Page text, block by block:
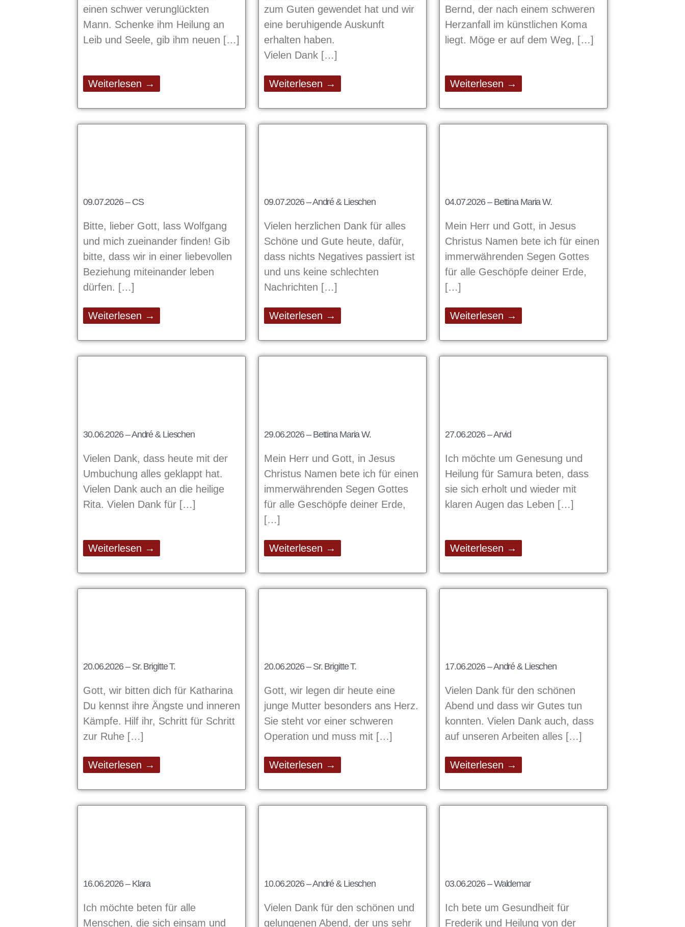
einen schwer verunglückten
Mann. Schenke ihm Heilung an
Leib und Seele, gib ihm neuen
Weiterlesen →
zum Guten gewendet hat und wir
eine beruhigende Auskunft
erhalten haben.
Vielen Dank
Weiterlesen →
Bernd, der nach einem schweren
Herzanfall im künstlichen Koma
liegt. Möge er auf dem Weg,
Weiterlesen →
09.07.2026 – CS
Bitte, lieber Gott, lass Wolfgang
und mich zueinander finden! Gib
bitte, dass wir in einer liebevollen
Beziehung miteinander leben
dürfen.
Weiterlesen →
09.07.2026 – André & Lieschen
Vielen herzlichen Dank für alles
Schöne und Gute heute, dafür,
dass nichts Negatives passiert ist
und uns keine schlechten
Nachrichten
Weiterlesen →
04.07.2026 – Bettina Maria W.
Mein Herr und Gott, in Jesus
Christus Namen bete ich für einen
immerwährenden Segen Gottes
für alle Geschöpfe deiner Erde,
Weiterlesen →
30.06.2026 – André & Lieschen
Vielen Dank, dass heute mit der
Umbuchung alles geklappt hat.
Vielen Dank auch an die heilige
Rita. Vielen Dank für
Weiterlesen →
29.06.2026 – Bettina Maria W.
Mein Herr und Gott, in Jesus
Christus Namen bete ich für einen
immerwährenden Segen Gottes
für alle Geschöpfe deiner Erde,
Weiterlesen →
27.06.2026 – Arvid
Ich möchte um Genesung und
Heilung für Samura beten, dass
sie sich erholt und wieder mit
klaren Augen das Leben
Weiterlesen →
20.06.2026 – Sr. Brigitte T.
Gott, wir bitten dich für Katharina
Du kennst ihre Ängste und inneren
Kämpfe. Hilf ihr, Schritt für Schritt
zur Ruhe
Weiterlesen →
20.06.2026 – Sr. Brigitte T.
Gott, wir legen dir heute eine
junge Mutter besonders ans Herz.
Sie steht vor einer schweren
Operation und muss mit
Weiterlesen →
17.06.2026 – André & Lieschen
Vielen Dank für den schönen
Abend und dass wir Gutes tun
konnten. Vielen Dank auch, dass
auf unseren Arbeiten alles
Weiterlesen →
16.06.2026 – Klara
Ich möchte beten für alle
Menschen, die sich einsam und
10.06.2026 – André & Lieschen
Vielen Dank für den schönen und
gelungenen Abend, der uns sehr
03.06.2026 – Waldemar
Ich bete um Gesundheit für
Frederik und Heilung von der